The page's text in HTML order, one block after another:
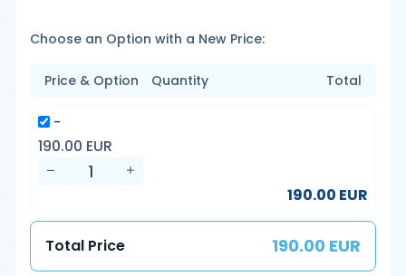
Choose an Option with a New Price:
Price & Option Quantity Total
-
190.00 EUR
190.00 EUR
Total Price 190.00 EUR